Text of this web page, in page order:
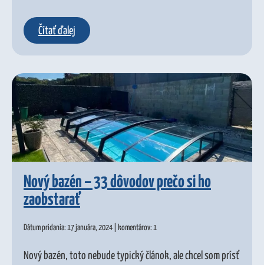
Čítať ďalej
Nový bazén – 33 dôvodov prečo si ho
zaobstarať
Dátum pridania: 17 januára, 2024 | komentárov: 1
Nový bazén, toto nebude typický článok, ale chcel som prísť